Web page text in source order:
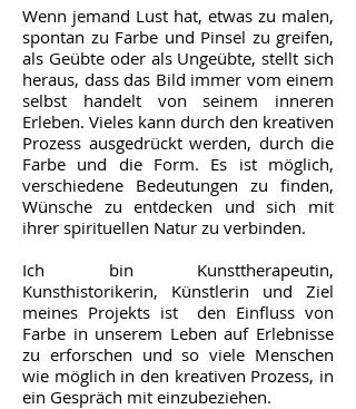
Wenn jemand Lust hat, etwas zu malen,
spontan zu Farbe und Pinsel zu greifen,
als Geübte oder als Ungeübte, stellt sich
heraus, dass das Bild immer vom einem
selbst handelt von seinem inneren
Erleben. Vieles kann durch den kreativen
Prozess ausgedrückt werden, durch die
Farbe und die Form. Es ist möglich,
verschiedene Bedeutungen zu finden,
Wünsche zu entdecken und sich mit
ihrer spirituellen Natur zu verbinden.
Ich bin Kunsttherapeutin,
Kunsthistorikerin, Künstlerin und Ziel
meines Projekts ist den Einfluss von
Farbe in unserem Leben auf Erlebnisse
zu erforschen und so viele Menschen
wie möglich in den kreativen Prozess, in
ein Gespräch mit einzubeziehen.